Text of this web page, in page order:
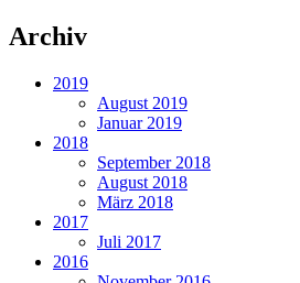
Archiv
2019
August 2019
Januar 2019
2018
September 2018
August 2018
März 2018
2017
Juli 2017
2016